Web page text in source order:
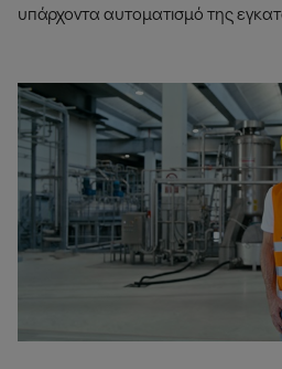
υπάρχοντα αυτοματισμό της